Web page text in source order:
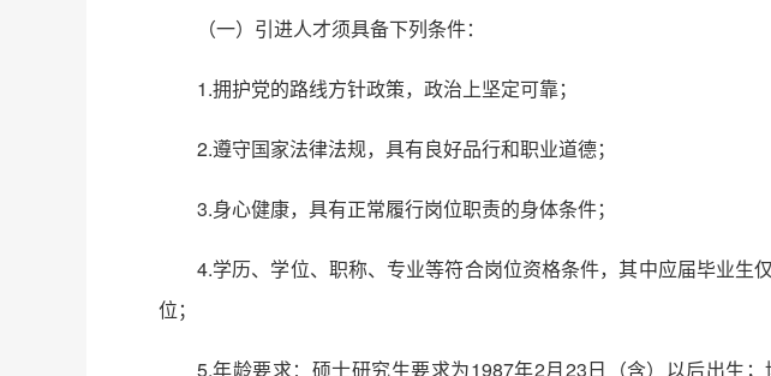
（一）引进人才须具备下列条件：
1.拥护党的路线方针政策，政治上坚定可靠；
2.遵守国家法律法规，具有良好品行和职业道德；
3.身心健康，具有正常履行岗位职责的身体条件；
4.学历、学位、职称、专业等符合岗位资格条件，其中应届毕业
位；
5.年龄要求：硕士研究生要求为1987年2月23日（含）以后出生